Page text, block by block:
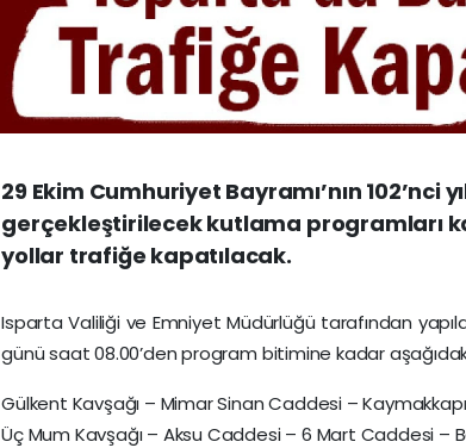
29 Ekim Cumhuriyet Bayramı’nın 102’nci
gerçekleştirilecek kutlama programları
yollar trafiğe kapatılacak.
Isparta Valiliği ve Emniyet Müdürlüğü tarafından
günü saat 08.00’den program bitimine kadar
Gülkent Kavşağı – Mimar Sinan Caddesi –
Üç Mum Kavşağı – Aksu Caddesi – 6 Mart Caddesi –